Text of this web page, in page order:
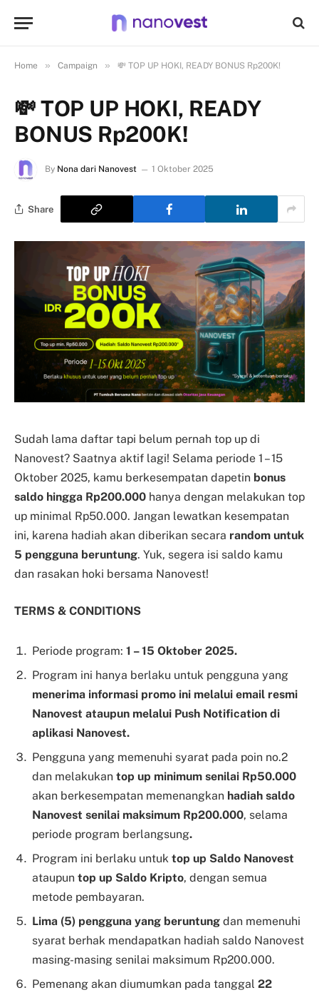
Home » Campaign » 💸 TOP UP HOKI, READY BONUS Rp200K!
💸 TOP UP HOKI, READY
BONUS Rp200K!
By Nona dari Nanovest 1 Oktober 2025
Share
Sudah lama daftar tapi belum pernah top up di
Nanovest? Saatnya aktif lagi! Selama periode 1 – 15
Oktober 2025, kamu berkesempatan dapetin bonus
saldo hingga Rp200.000 hanya dengan melakukan top
up minimal Rp50.000. Jangan lewatkan kesempatan
ini, karena hadiah akan diberikan secara random untuk
5 pengguna beruntung. Yuk, segera isi saldo kamu
dan rasakan hoki bersama Nanovest!
TERMS & CONDITIONS
Periode program: 1 – 15 Oktober 2025.
Program ini hanya berlaku untuk pengguna yang
menerima informasi promo ini melalui email resmi
Nanovest ataupun melalui Push Notification di
aplikasi Nanovest.
Pengguna yang memenuhi syarat pada poin no.2
dan melakukan top up minimum senilai Rp50.000
akan berkesempatan memenangkan hadiah saldo
Nanovest senilai maksimum Rp200.000, selama
periode program berlangsung.
Program ini berlaku untuk top up Saldo Nanovest
ataupun top up Saldo Kripto, dengan semua
metode pembayaran.
Lima (5) pengguna yang beruntung dan memenuhi
syarat berhak mendapatkan hadiah saldo Nanovest
masing-masing senilai maksimum Rp200.000.
Pemenang akan diumumkan pada tanggal 22